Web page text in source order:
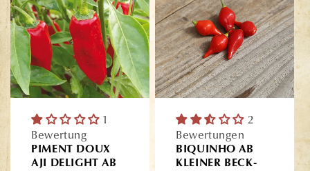
1
Bewertung
PIMENT DOUX
AJI DELIGHT AB
2
Bewertungen
BIQUINHO AB
KLEINER BECK-